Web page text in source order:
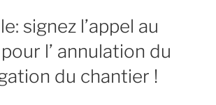
signez l’appel au
l’ annulation du
du chantier !